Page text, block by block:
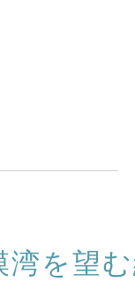
湾を